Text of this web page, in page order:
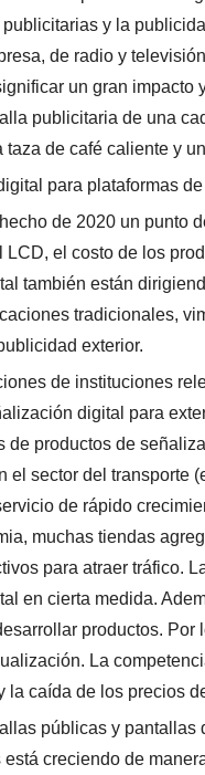
y la
de radio y
un gran impacto
publicitaria de una
taza de café caliente y
para plataformas
de 2020 un punto
LCD, el costo de los
también están
tradicionales,
exterior.
de instituciones
digital para
de productos de
el sector del transporte
de rápido
muchas tiendas
para atraer tráfico.
en cierta medida.
productos.
La
la caída de los precios
públicas y
está creciendo de